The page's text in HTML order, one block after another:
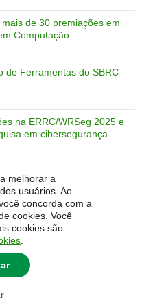
melhorar a
usuários. Ao
concorda com a
cookies. Você
cookies são
de 30 premiações em
Computação
de Ferramentas do SBRC
na ERRC/WRSeg 2025 e
em cibersegurança
UNIPAMPA